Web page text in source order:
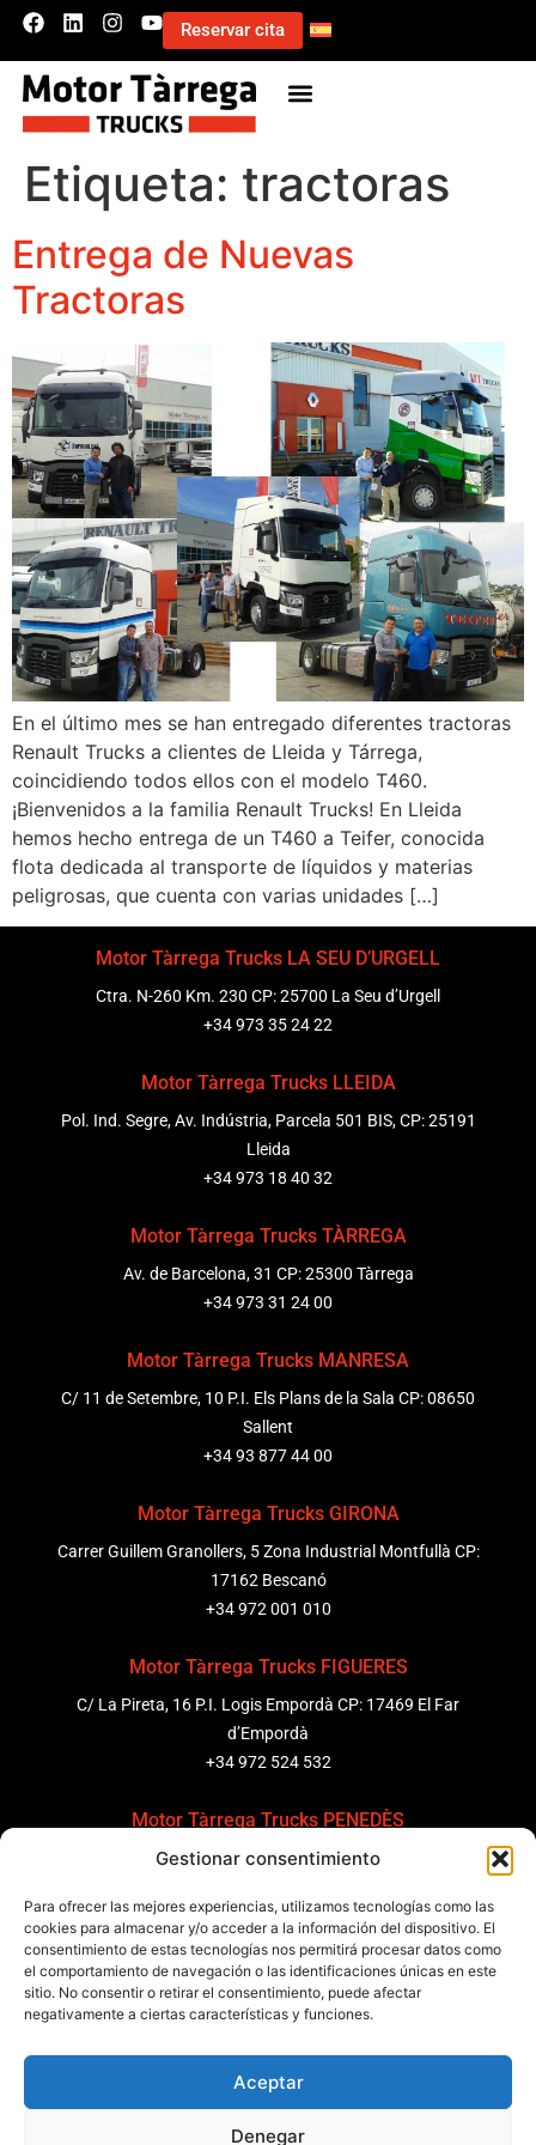
Gestionar consentimiento
Para ofrecer las mejores experiencias, utilizamos tecnologías como las
cookies para almacenar y/o acceder a la información del dispositivo. El
consentimiento de estas tecnologías nos permitirá procesar datos como
el comportamiento de navegación o las identificaciones únicas en este
sitio. No consentir o retirar el consentimiento, puede afectar
negativamente a ciertas características y funciones.
Aceptar
Denegar
Reservar cita
Etiqueta: tractoras
Entrega de Nuevas
Tractoras
En el último mes se han entregado diferentes tractoras
Renault Trucks a clientes de Lleida y Tárrega,
coincidiendo todos ellos con el modelo T460.
¡Bienvenidos a la familia Renault Trucks! En Lleida
hemos hecho entrega de un T460 a Teifer, conocida
flota dedicada al transporte de líquidos y materias
peligrosas, que cuenta con varias unidades […]
Motor Tàrrega Trucks LA SEU D’URGELL
Ctra. N-260 Km. 230 CP: 25700 La Seu d’Urgell
+34 973 35 24 22
Motor Tàrrega Trucks LLEIDA
Pol. Ind. Segre, Av. Indústria, Parcela 501 BIS, CP: 25191
Lleida
+34 973 18 40 32
Motor Tàrrega Trucks TÀRREGA
Av. de Barcelona, 31 CP: 25300 Tàrrega
+34 973 31 24 00
Motor Tàrrega Trucks MANRESA
C/ 11 de Setembre, 10 P.I. Els Plans de la Sala CP: 08650
Sallent
+34 93 877 44 00
Motor Tàrrega Trucks GIRONA
Carrer Guillem Granollers, 5 Zona Industrial Montfullà CP:
17162 Bescanó
+34 972 001 010
Motor Tàrrega Trucks FIGUERES
C/ La Pireta, 16 P.I. Logis Empordà CP: 17469 El Far
d’Empordà
+34 972 524 532
Motor Tàrrega Trucks PENEDÈS
C/ Ponent 8, Pol. Ind. Sant Pere Molanta, CP: 08799
+34 931 69 11 91
Motor Tàrrega Trucks BARCELONA
Zona Franca, Carrer E, s/n 08040 Barcelona, España